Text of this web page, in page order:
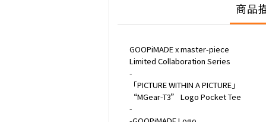
商品
GOOPiMADE x master-piece
Limited Collaboration Series
-
「PICTURE WITHIN A PICTURE」
“MGear-T3” Logo Pocket Tee
-